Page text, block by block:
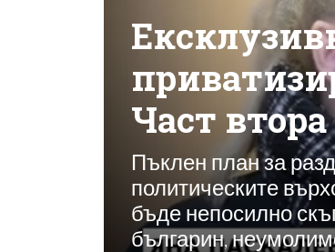
Част
Пъклен план за
политическите
бъде непосилно
българин,